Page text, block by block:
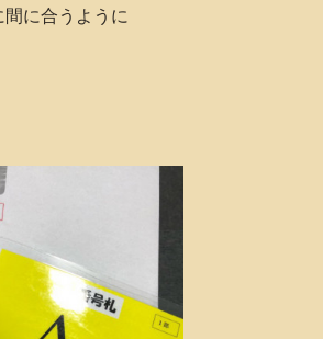
に合うように